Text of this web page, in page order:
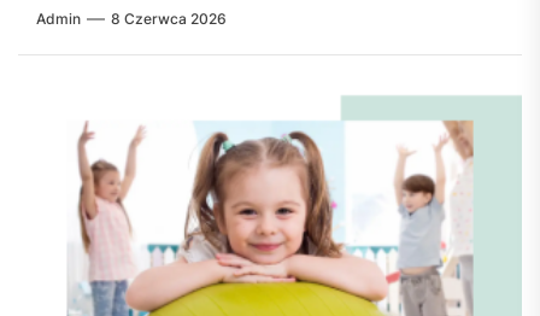
Admin 8 Czerwca 2026